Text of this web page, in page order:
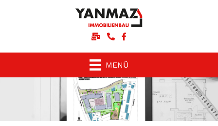
Schreiben Sie uns eine E-Mail
Rufen Sie uns an
Unsere facebook-Seite
MENÜ